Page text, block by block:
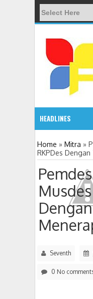
HEADLINES
08:03 AM
Home » Mitra »
RKPDes
Seventh
0 No